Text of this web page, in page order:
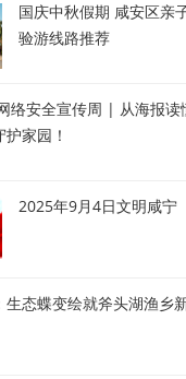
国庆中秋假期 咸安区亲
验游线路推荐
络安全宣传周 | 从海报读
家园！
2025年9月4日文明咸宁
生态蝶变绘就斧头湖渔乡